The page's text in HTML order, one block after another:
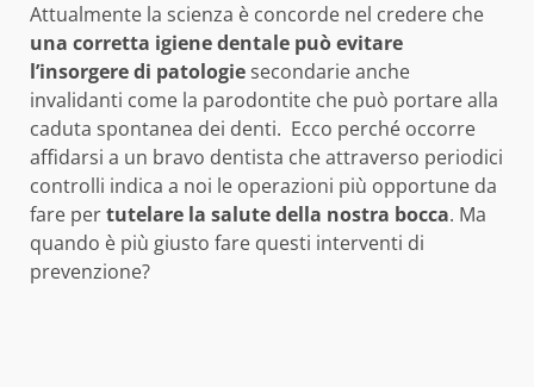
Attualmente la scienza è concorde nel credere che
una corretta igiene dentale può evitare
l’insorgere di patologiesecondarie anche
invalidanti come la parodontite che può portare alla
caduta spontanea dei denti. Ecco perché occorre
affidarsi a un bravo dentista che attraverso periodici
controlli indica a noi le operazioni più opportune da
fare pertutelare la salute della nostra bocca. Ma
quando è più giusto fare questi interventi di
prevenzione?